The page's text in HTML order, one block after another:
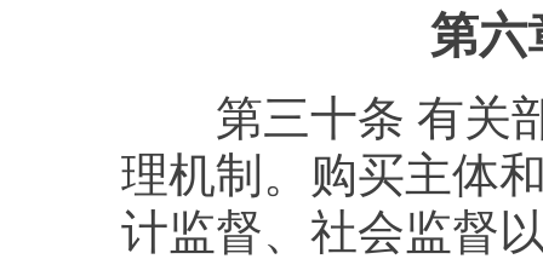
第六
第三十条 有关部
理机制。购买主体
计监督、社会监督